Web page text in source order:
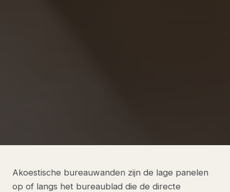
Akoestische bureauwanden zijn de lage panelen
op of langs het bureaublad die de directe